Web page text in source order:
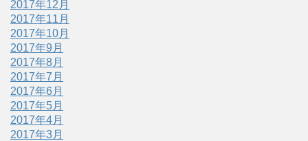
2017年12月
2017年11月
2017年10月
2017年9月
2017年8月
2017年7月
2017年6月
2017年5月
2017年4月
2017年3月